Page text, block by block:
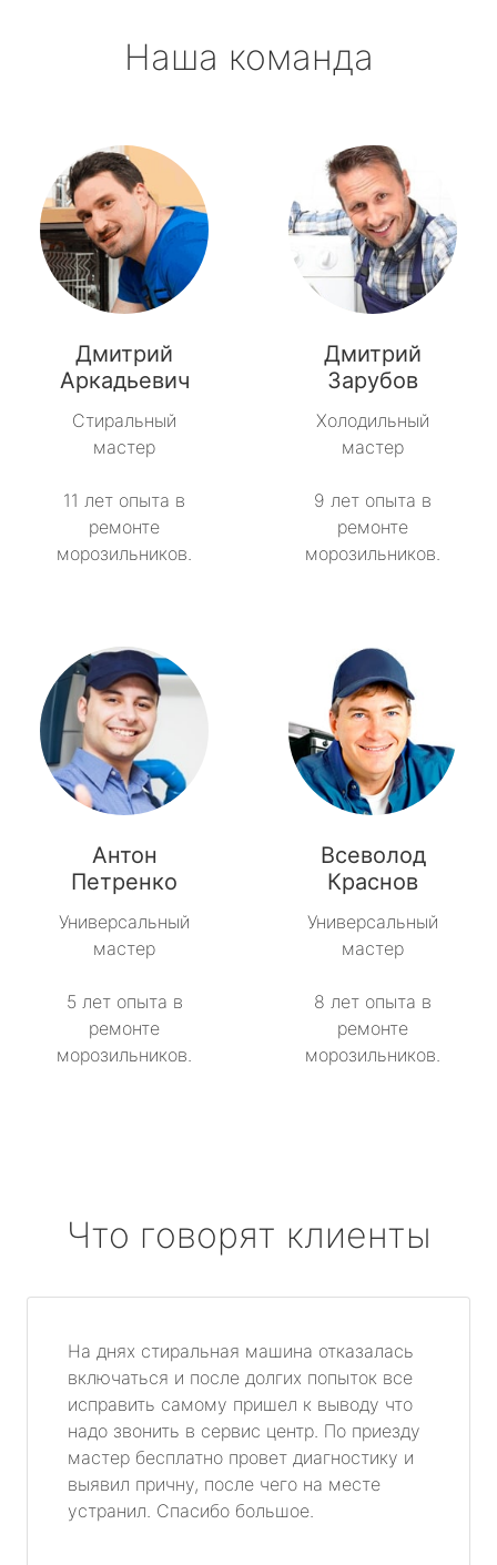
Наша команда
Дмитрий
Аркадьевич
Стиральный
мастер
11 лет опыта в
ремонте
морозильников.
Дмитрий
Зарубов
Холодильный
мастер
9 лет опыта в
ремонте
морозильников.
Антон
Петренко
Универсальный
мастер
5 лет опыта в
ремонте
морозильников.
Всеволод
Краснов
Универсальный
мастер
8 лет опыта в
ремонте
морозильников.
Что говорят клиенты
На днях стиральная машина отказалась
включаться и после долгих попыток все
исправить самому пришел к выводу что
надо звонить в сервис центр. По приезду
мастер бесплатно провет диагностику и
выявил причну, после чего на месте
устранил. Спасибо большое.